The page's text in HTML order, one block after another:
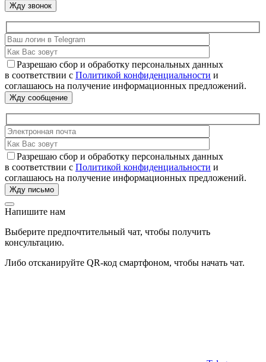
Разрешаю сбор и обработку персональных данных
в соответствии с Политикой конфиденциальности и
соглашаюсь на получение информационных предложений.
Разрешаю сбор и обработку персональных данных
в соответствии с Политикой конфиденциальности и
соглашаюсь на получение информационных предложений.
Напишите нам
Выберите предпочтительный чат, чтобы получить
консультацию.
Либо отсканируйте QR-код смартфоном, чтобы начать чат.